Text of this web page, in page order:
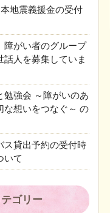
地震義援金の受付
障がい者のグループ
話人を募集していま
勉強会 ～障がいのあ
な想いをつなぐ～ の
ス貸出予約の受付時
いて
テゴリー